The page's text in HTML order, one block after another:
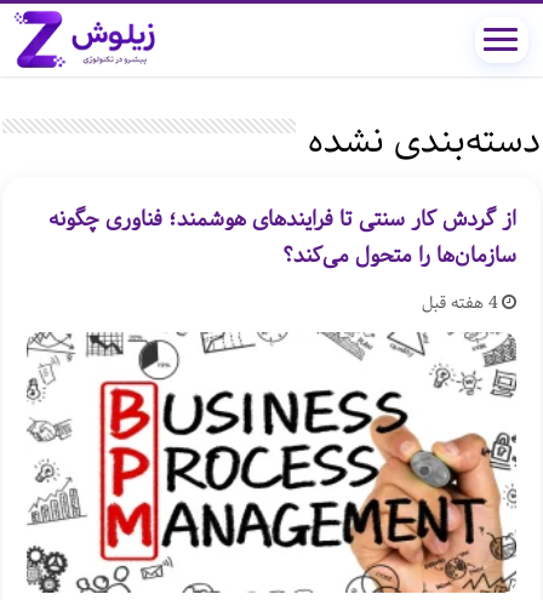
دسته‌بندی نشده
از گردش کار سنتی تا فرایندهای هوشمند؛ فناوری چگونه
سازمان‌ها را متحول می‌کند؟
4 هفته قبل